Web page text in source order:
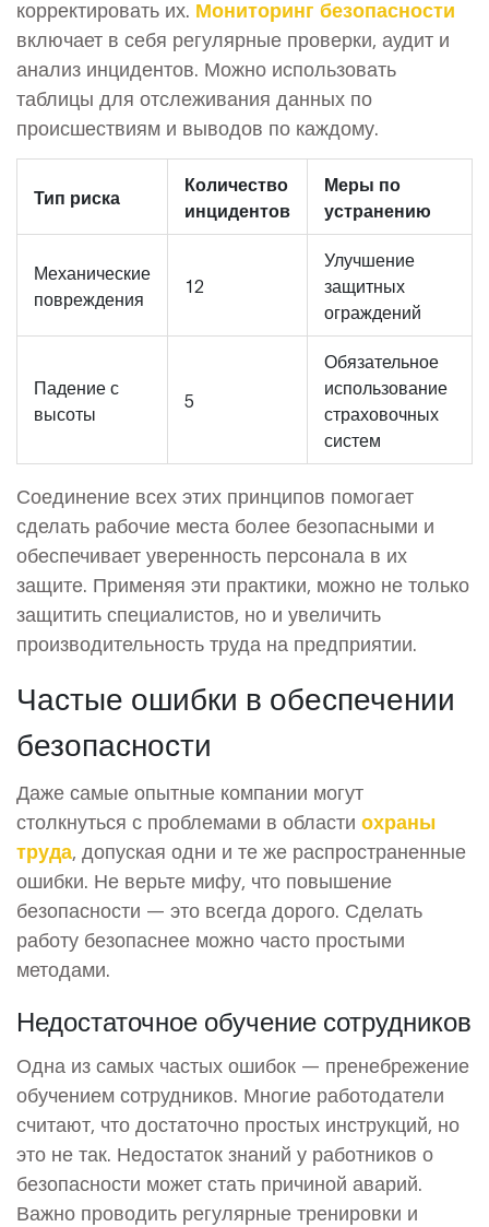
корректировать их. Мониторинг безопасности
включает в себя регулярные проверки, аудит и
анализ инцидентов. Можно использовать
таблицы для отслеживания данных по
происшествиям и выводов по каждому.
Тип риска
Количество
инцидентов
Меры по
устранению
Механические
повреждения
12
Улучшение
защитных
ограждений
Падение с
высоты
5
Обязательное
использование
страховочных
систем
Соединение всех этих принципов помогает
сделать рабочие места более безопасными и
обеспечивает уверенность персонала в их
защите. Применяя эти практики, можно не только
защитить специалистов, но и увеличить
производительность труда на предприятии.
Частые ошибки в обеспечении
безопасности
Даже самые опытные компании могут
столкнуться с проблемами в области охраны
труда, допуская одни и те же распространенные
ошибки. Не верьте мифу, что повышение
безопасности — это всегда дорого. Сделать
работу безопаснее можно часто простыми
методами.
Недостаточное обучение сотрудников
Одна из самых частых ошибок — пренебрежение
обучением сотрудников. Многие работодатели
считают, что достаточно простых инструкций, но
это не так. Недостаток знаний у работников о
безопасности может стать причиной аварий.
Важно проводить регулярные тренировки и